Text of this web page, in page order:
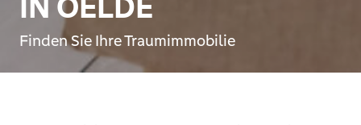
Finden Sie Ihre Traumimmobilie